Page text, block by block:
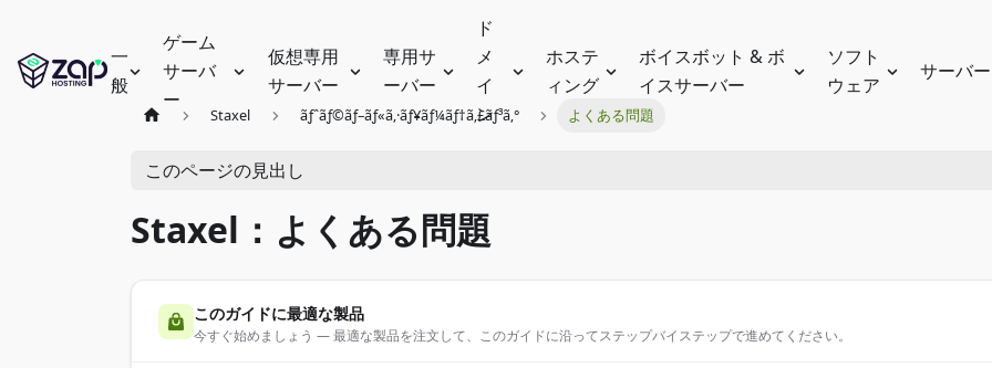
一
般
ゲーム
サーバ
ー
仮想専用
サーバー
専用サ
ーバー
ド
メ
イ
ン
ホステ
ィング
ボイスボット & ボ
イスサーバー
ソフト
ウェア
サーバ
Staxel ãƒˆãƒ©ãƒ–ãƒ«ã‚·ãƒ¥ãƒ¼ãƒ†ã‚£ãƒ³ã‚° よくある問題
このページの見出し
Staxel：よくある問題
このガイドに最適な製品
今すぐ始めましょう — 最適な製品を注文して、このガイドに沿ってステップバイステップで進めてください。